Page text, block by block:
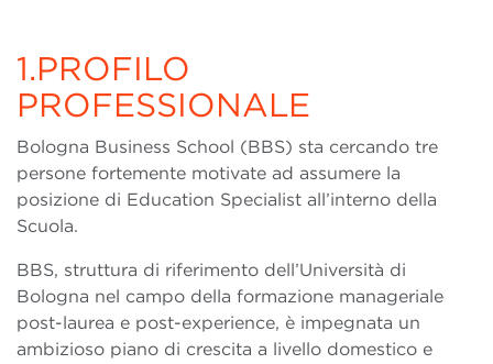
1.PROFILO
PROFESSIONALE
Bologna Business School (BBS) sta cercando tre
persone fortemente motivate ad assumere la
posizione di Education Specialist all’interno della
Scuola.
BBS, struttura di riferimento dell’Università di
Bologna nel campo della formazione manageriale
post-laurea e post-experience, è impegnata un
ambizioso piano di crescita a livello domestico e